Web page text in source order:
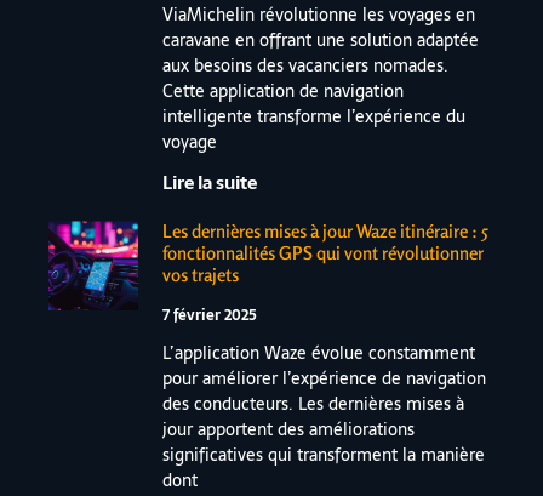
ViaMichelin révolutionne les voyages en
caravane en offrant une solution adaptée
aux besoins des vacanciers nomades.
Cette application de navigation
intelligente transforme l’expérience du
voyage
Lire la suite
Les dernières mises à jour Waze itinéraire : 5
fonctionnalités GPS qui vont révolutionner
vos trajets
7 février 2025
L’application Waze évolue constamment
pour améliorer l’expérience de navigation
des conducteurs. Les dernières mises à
jour apportent des améliorations
significatives qui transforment la manière
dont